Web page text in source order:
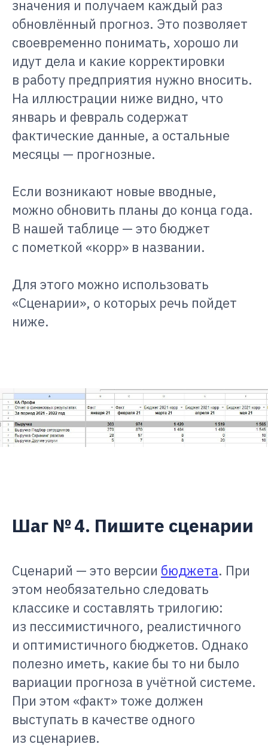
значения и получаем каждый раз
обновлённый прогноз. Это позволяет
своевременно понимать, хорошо ли
идут дела и какие корректировки
в работу предприятия нужно вносить.
На иллюстрации ниже видно, что
январь и февраль содержат
фактические данные, а остальные
месяцы — прогнозные.
Если возникают новые вводные,
можно обновить планы до конца года.
В нашей таблице — это бюджет
с пометкой «корр» в названии.
Для этого можно использовать
«Сценарии», о которых речь пойдет
ниже.
Шаг № 4. Пишите сценарии
Сценарий — это версии бюджета. При
этом необязательно следовать
классике и составлять трилогию:
из пессимистичного, реалистичного
и оптимистичного бюджетов. Однако
полезно иметь, какие бы то ни было
вариации прогноза в учётной системе.
При этом «факт» тоже должен
выступать в качестве одного
из сценариев.